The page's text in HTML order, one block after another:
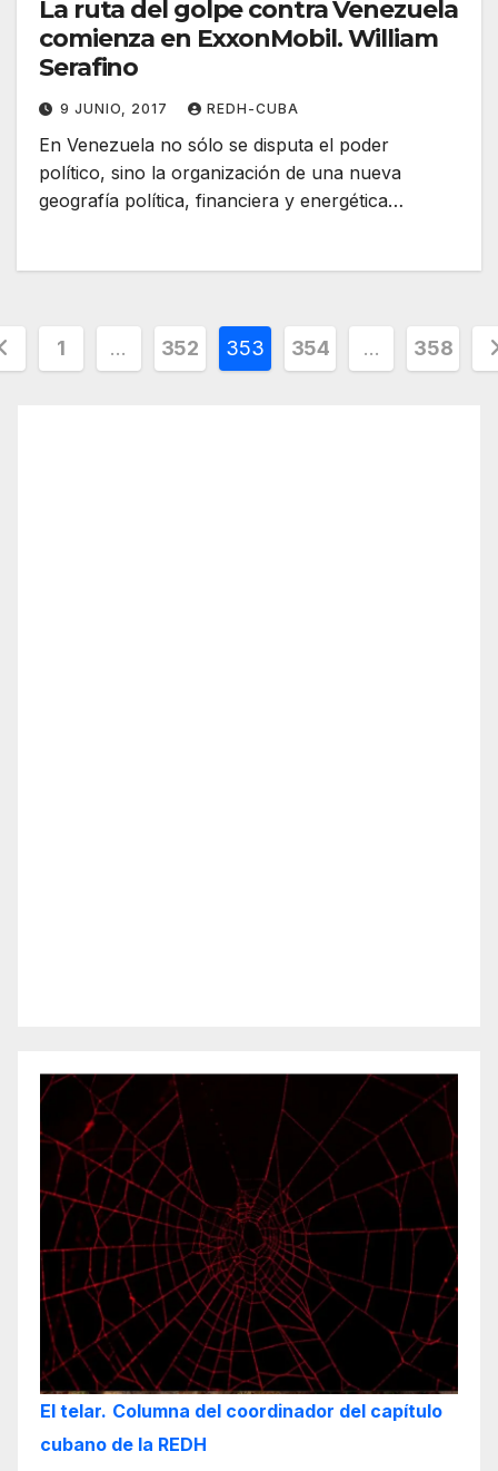
La ruta del golpe contra Venezuela
comienza en ExxonMobil. William
Serafino
9 JUNIO, 2017 REDH-CUBA
En Venezuela no sólo se disputa el poder
político, sino la organización de una nueva
geografía política, financiera y energética…
1 … 352 353 354 … 358
El telar. Columna del coordinador del capítulo
cubano de la REDH